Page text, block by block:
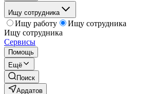
Ищу сотрудника
Ищу работу
Ищу сотрудника
Ищу сотрудника
Сервисы
Помощь
Ещё
Поиск
Ардатов